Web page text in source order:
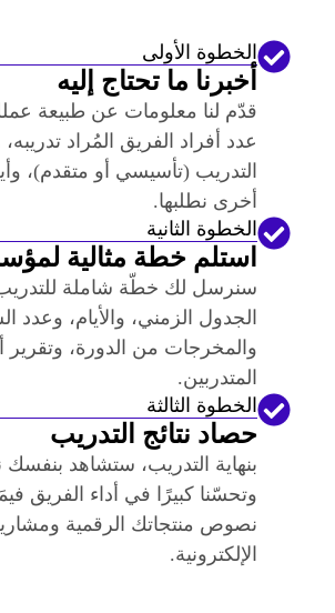
الخطوة الأولى
أخبرنا ما تحتاج إليه
قدّم لنا معلومات عن طبيعة
عدد أفراد الفريق المُراد
التدريب (تأسيسي أو متقدم)،
أخرى نطلبها.
الخطوة الثانية
استلم خطة مثالية
سنرسل لك خطّة شاملة
الجدول الزمني، والأيام، وعدد
والمخرجات من الدورة،
المتدربين.
الخطوة الثالثة
حصاد نتائج التدريب
بنهاية التدريب، ستشاهد بنفسك
وتحسّنا كبيرًا في أداء الفريق
نصوص منتجاتك الرقمية
الإلكترونية.